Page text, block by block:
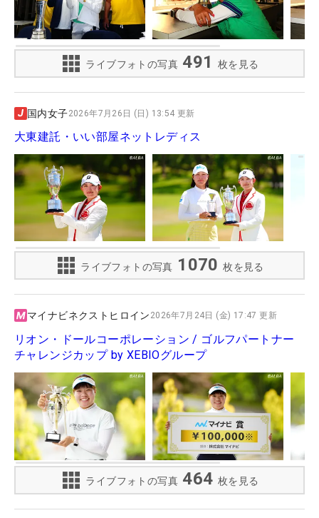
ライブフォトの写真 491 枚を見る
国内女子2026年7月26日 (日) 13:54 更新
大東建託・いい部屋ネットレディス
ライブフォトの写真 1070 枚を見る
マイナビネクストヒロイン 2026年7月24日 (金) 17:47 更新
リオン・ドールコーポレーション / ゴルフパートナー
チャレンジカップ by XEBIOグループ
ライブフォトの写真 464 枚を見る